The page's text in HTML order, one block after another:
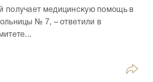
получает медицинскую помощь в
№ 7, – ответили в